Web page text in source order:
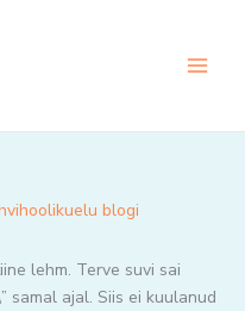
blogi
lehm. Terve suvi sai
samal ajal. Siis ei kuulanud